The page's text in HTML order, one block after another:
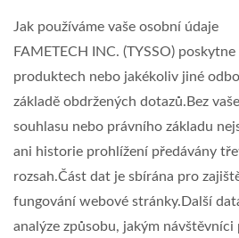
Jak používáme vaše osobní údaje
FAMETECH INC. (TYSSO)
produktech nebo jakékoliv jiné
základě obdržených dotazů.Bez
souhlasu nebo právního základu
ani historie prohlížení předávány
rozsah.Část dat je sbírána pro
fungování webové stránky.Další
analýze způsobu, jakým